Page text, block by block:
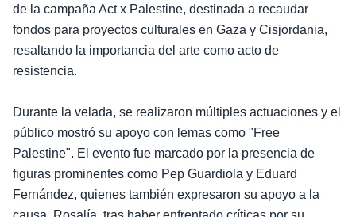
de la campaña Act x Palestine, destinada a recaudar
fondos para proyectos culturales en Gaza y Cisjordania,
resaltando la importancia del arte como acto de
resistencia.
Durante la velada, se realizaron múltiples actuaciones y el
público mostró su apoyo con lemas como "Free
Palestine". El evento fue marcado por la presencia de
figuras prominentes como Pep Guardiola y Eduard
Fernández, quienes también expresaron su apoyo a la